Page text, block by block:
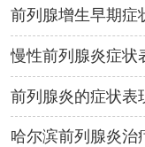
前列腺增生早期症
析
慢性前列腺炎症状
攻略
前列腺炎的症状表
预防方法
哈尔滨前列腺炎治